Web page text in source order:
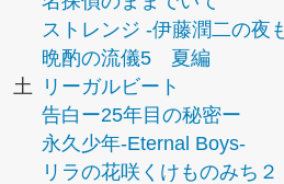
ストレンジ -伊藤潤二の夜
晩酌の流儀5 夏編
土
リーガルビート
告白ー25年目の秘密ー
永久少年-Eternal Boys-
リラの花咲くけものみち２